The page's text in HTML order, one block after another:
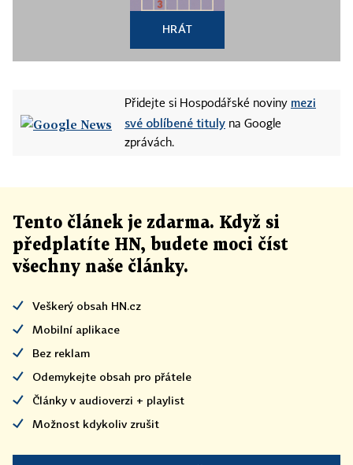
HRÁT
Přidejte si Hospodářské noviny mezi
své oblíbené tituly na Google
zprávách.
Tento článek je zdarma. Když si
předplatíte HN, budete moci číst
všechny naše články.
Veškerý obsah HN.cz
Mobilní aplikace
Bez reklam
Odemykejte obsah pro přátele
Články v audioverzi + playlist
Možnost kdykoliv zrušit